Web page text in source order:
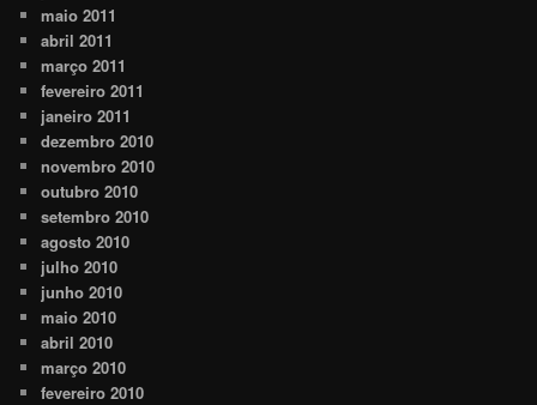
maio 2011
abril 2011
março 2011
fevereiro 2011
janeiro 2011
dezembro 2010
novembro 2010
outubro 2010
setembro 2010
agosto 2010
julho 2010
junho 2010
maio 2010
abril 2010
março 2010
fevereiro 2010